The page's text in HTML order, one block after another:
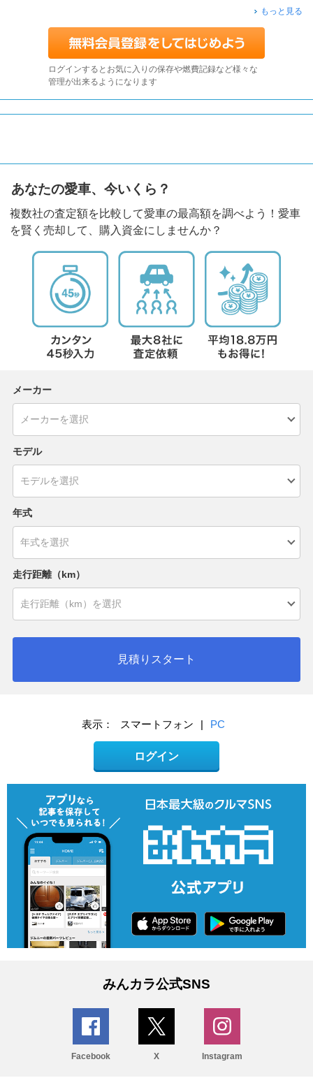
もっと見る
ログインするとお気に入りの保存や燃費記録など様々な
管理が出来るようになります
あなたの愛車、今いくら？
複数社の査定額を比較して愛車の最高額を調べよう！愛車
を賢く売却して、購入資金にしませんか？
メーカー
モデル
年式
走行距離（km）
見積りスタート
表示： スマートフォン | PC
ログイン
みんカラ公式SNS
Facebook X Instagram